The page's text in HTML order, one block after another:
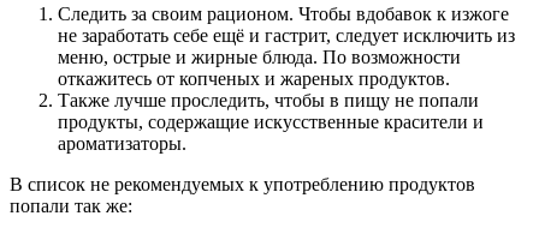
Следить за своим рационом. Чтобы вдобавок к изжоге
не заработать себе ещё и гастрит, следует исключить из
меню, острые и жирные блюда. По возможности
откажитесь от копченых и жареных продуктов.
Также лучше проследить, чтобы в пищу не попали
продукты, содержащие искусственные красители и
ароматизаторы.
В список не рекомендуемых к употреблению продуктов
попали так же: